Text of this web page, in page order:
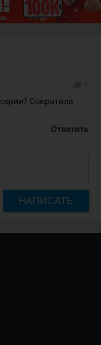
Сократила
Ответить
НАПИСАТЬ